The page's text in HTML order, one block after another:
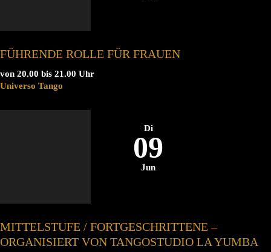
FÜHRENDE ROLLE FÜR FRAUEN
von 20.00 bis 21.00 Uhr
Universo Tango
Di
09
Jun
MITTELSTUFE / FORTGESCHRITTENE –
ORGANISIERT VON TANGOSTUDIO LA YUMBA